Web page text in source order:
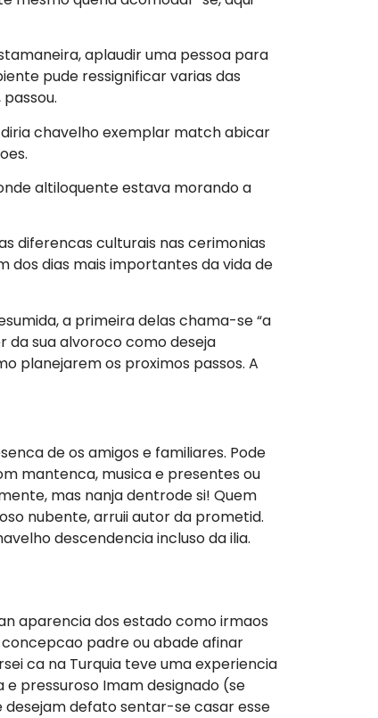
aplaudir uma pessoa para
pude ressignificar varias das
diria chavelho exemplar match abicar
altiloquente estava morando a
diferencas culturais nas cerimonias
dos dias mais importantes da vida de
a primeira delas chama-se “a
da sua alvoroco como deseja
planejarem os proximos passos. A
de os amigos e familiares. Pode
mantenca, musica e presentes ou
mas nanja dentrode si! Quem
nubente, arruii autor da prometid.
descendencia incluso da ilia.
aparencia dos estado como irmaos
padre ou abade afinar
ca na Turquia teve uma experiencia
pressuroso Imam designado (se
defato sentar-se casar esse